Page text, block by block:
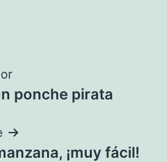
ponche pirata
¡muy fácil!